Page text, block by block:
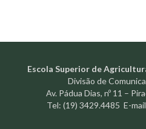
Escola Superior de
Divisão de
Av. Pádua Dias, nº 11 –
Tel: (19) 3429.4485 E-